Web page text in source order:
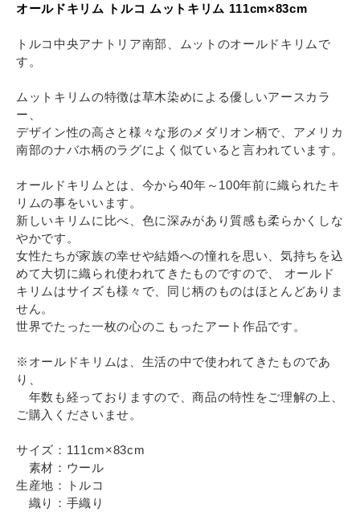
オールドキリム トルコ ムットキリム 111cm×83cm
トルコ中央アナトリア南部、ムットのオールドキリムで
す。
ムットキリムの特徴は草木染めによる優しいアースカラ
ー、
デザイン性の高さと様々な形のメダリオン柄で、アメリカ
南部のナバホ柄のラグによく似ていると言われています。
オールドキリムとは、今から40年～100年前に織られたキ
リムの事をいいます。
新しいキリムに比べ、色に深みがあり質感も柔らかくしな
やかです。
女性たちが家族の幸せや結婚への憧れを思い、気持ちを込
めて大切に織られ使われてきたものですので、 オールド
キリムはサイズも様々で、同じ柄のものはほとんどありま
せん。
世界でたった一枚の心のこもったアート作品です。
※オールドキリムは、生活の中で使われてきたものであ
り、
年数も経っておりますので、商品の特性をご理解の上、
ご購入くださいませ。
サイズ：111cm×83cm
素材：ウール
生産地：トルコ
織り：手織り